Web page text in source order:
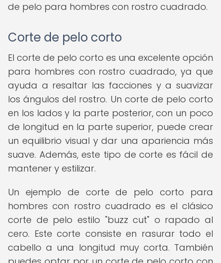
de pelo para hombres con rostro cuadrado.
Corte de pelo corto
El corte de pelo corto es una excelente opción
para hombres con rostro cuadrado, ya que
ayuda a resaltar las facciones y a suavizar
los ángulos del rostro. Un corte de pelo corto
en los lados y la parte posterior, con un poco
de longitud en la parte superior, puede crear
un equilibrio visual y dar una apariencia más
suave. Además, este tipo de corte es fácil de
mantener y estilizar.
Un ejemplo de corte de pelo corto para
hombres con rostro cuadrado es el clásico
corte de pelo estilo "buzz cut" o rapado al
cero. Este corte consiste en rasurar todo el
cabello a una longitud muy corta. También